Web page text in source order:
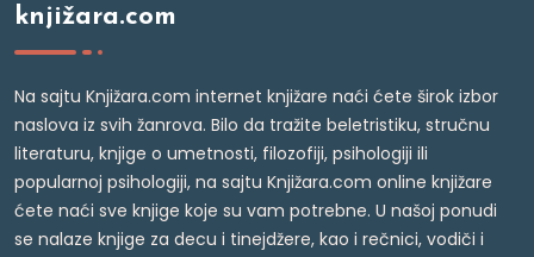
knjižara.com
Na sajtu Knjižara.com internet knjižare naći ćete širok izbor
naslova iz svih žanrova. Bilo da tražite beletristiku, stručnu
literaturu, knjige o umetnosti, filozofiji, psihologiji ili
popularnoj psihologiji, na sajtu Knjižara.com online knjižare
ćete naći sve knjige koje su vam potrebne. U našoj ponudi
se nalaze knjige za decu i tinejdžere, kao i rečnici, vodiči i